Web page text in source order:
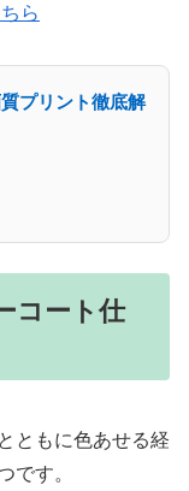
ら
プリント徹底解
コート仕
ともに色あせる経
です。